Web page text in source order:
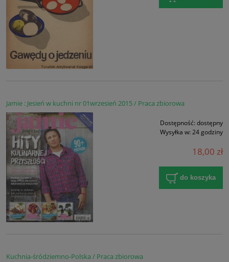
Jamie : Jesień w kuchni nr 01wrzesień 2015 / Praca zbiorowa
Dostępność: dostępny
Wysyłka w: 24 godziny
18,00 zł
do koszyka
Kuchnia-śródziemno-Polska / Praca zbiorowa